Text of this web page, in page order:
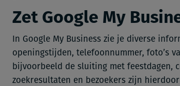
Zet Google My
In Google My Business zie je diverse
openingstijden, telefoonnummer, foto’s
bijvoorbeeld de sluiting met feestdagen,
zoekresultaten en bezoekers zijn